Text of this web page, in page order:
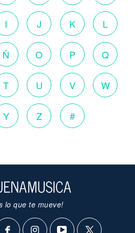
I J K L
Ñ O P Q
T U V W
Y Z #
lo que te mueve!